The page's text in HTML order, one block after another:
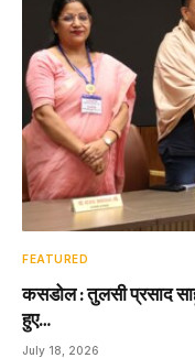
FEATURED
कसडोल : तुलसी प्रसाद
हुए…
July 18, 2026